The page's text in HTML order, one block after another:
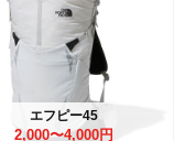
エフピー45
2,000〜4,000円